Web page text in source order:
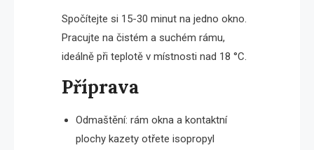
Spočítejte si 15-30 minut na jedno okno.
Pracujte na čistém a suchém rámu,
ideálně při teplotě v místnosti nad 18 °C.
Příprava
Odmaštění: rám okna a kontaktní
plochy kazety otřete isopropyl